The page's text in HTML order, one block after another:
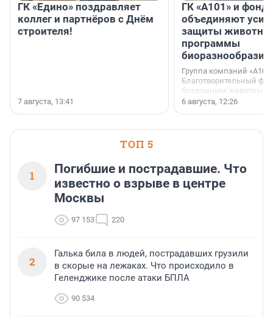
ГК «Едино» поздравляет
коллег и партнёров с Днём
строителя!
7 августа, 13:41
ГК «А101» и фонд
объединяют
защиты
программы
биоразнообразия
Группа компаний
Благотворительный
бездомным животным
заключили соглашение
6 августа, 12:26
ТОП 5
1
Погибшие и пострадавшие. Что
известно о взрыве в центре
Москвы
97 153 220
2
Галька била в людей, пострадавших грузили
в скорые на лежаках. Что происходило в
Геленджике после атаки БПЛА
90 534